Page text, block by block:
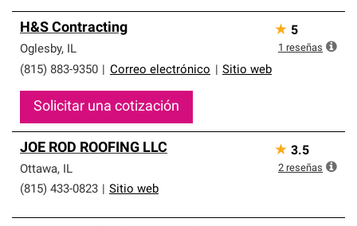
H&S Contracting
Oglesby, IL
(815) 883-9350
Correo electrónico Sitio web
Solicitar una cotización
★ 5
1 reseñas
JOE ROD ROOFING LLC
Ottawa, IL
(815) 433-0823
Sitio web
★ 3.5
2 reseñas